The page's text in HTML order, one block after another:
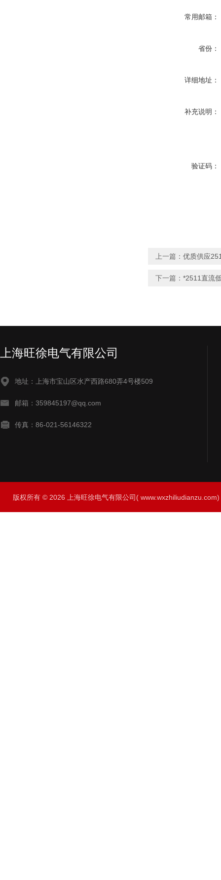
常用邮箱：
省份：
详细地址：
补充说明：
验证码：
上一篇： 优质供应
下一篇： *2511直流
上海旺徐电气有限公司
地址：上海市宝山区水产西路680弄4号楼509
邮箱：359845197@qq.com
传真：86-021-56146322
版权所有 © 2026 上海旺徐电气有限公司(